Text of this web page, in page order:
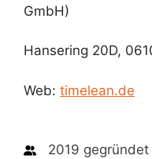
GmbH)
Hansering 20D,
Web: timelean.de
2019 gegründet